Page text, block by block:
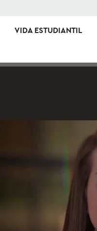
VIDA ESTUDIANTIL